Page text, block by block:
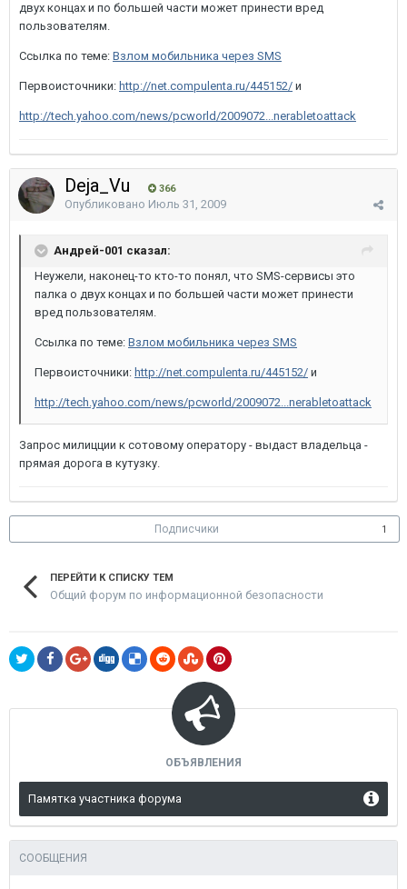
двух концах и по большей части может принести вред
пользователям.
Ссылка по теме: Взлом мобильника через SMS
Первоисточники: http://net.compulenta.ru/445152/ и
http://tech.yahoo.com/news/pcworld/2009072...nerabletoattack
Deja_Vu 366
Опубликовано Июль 31, 2009
Андрей-001 сказал:
Неужели, наконец-то кто-то понял, что SMS-сервисы это
палка о двух концах и по большей части может принести
вред пользователям.
Ссылка по теме: Взлом мобильника через SMS
Первоисточники: http://net.compulenta.ru/445152/ и
http://tech.yahoo.com/news/pcworld/2009072...nerabletoattack
Запрос милицции к сотовому оператору - выдаст владельца -
прямая дорога в кутузку.
Подписчики 1
ПЕРЕЙТИ К СПИСКУ ТЕМ
Общий форум по информационной безопасности
ОБЪЯВЛЕНИЯ
Памятка участника форума
СООБЩЕНИЯ